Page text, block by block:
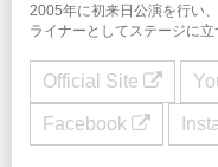
2005年に初来日公演を行い
ライナーとしてステージに
Official Site
Facebook